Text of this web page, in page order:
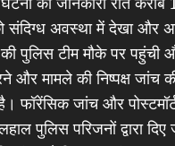
अवस्था में देखा और
पुलिस टीम मौके पर
और मामले की निष्पक्ष
फॉरेंसिक जांच और
पुलिस परिजनों द्वारा